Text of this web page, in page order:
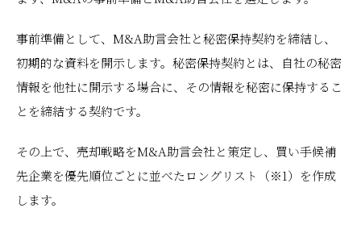
事前準備として、M&A助言会社と秘密保持契約を締結し、
初期的な資料を開示します。秘密保持契約とは、自社の秘密
情報を他社に開示する場合に、その情報を秘密に保持するこ
とを締結する契約です。
その上で、売却戦略をM&A助言会社と策定し、買い手候補
先企業を優先順位ごとに並べたロングリスト（※1）を作成
します。